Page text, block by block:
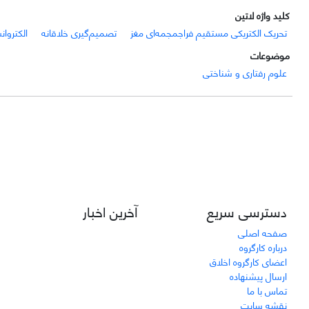
کلید واژه لاتین
تحریک الکتریکی مستقیم فراجمجمه‌ای مغز
تصمیم‌گیری خلاقانه
موضوعات
علوم رفتاری و شناختی
دسترسی سریع
صفحه اصلی
درباره کارگروه
اعضای کارگروه اخلاق
ارسال پیشنهاده
تماس با ما
نقشه سایت
آخرین اخبار